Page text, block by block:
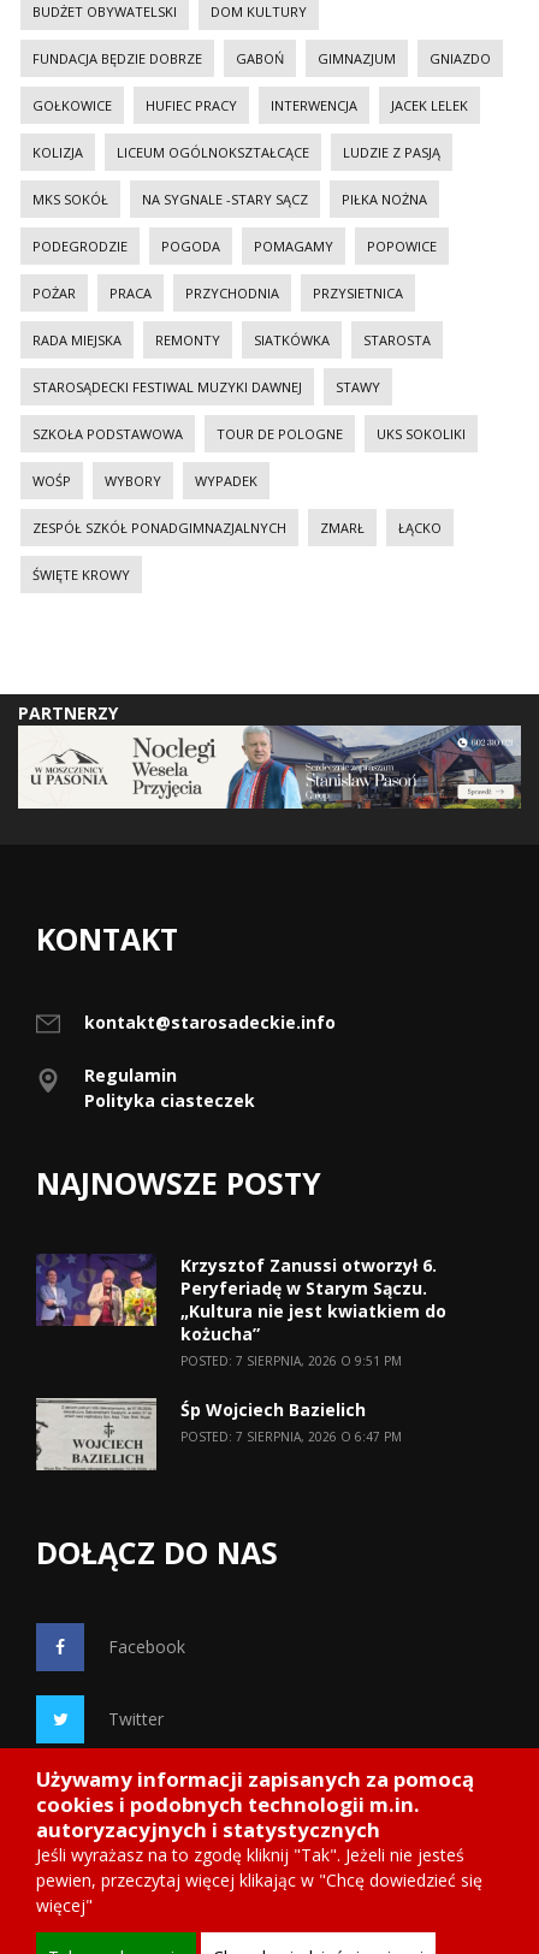
BUDŻET OBYWATELSKI DOM KULTURY
FUNDACJA BĘDZIE DOBRZE GABOŃ GIMNAZJUM GNIAZDO
GOŁKOWICE HUFIEC PRACY INTERWENCJA JACEK LELEK
KOLIZJA LICEUM OGÓLNOKSZTAŁCĄCE LUDZIE Z PASJĄ
MKS SOKÓŁ NA SYGNALE -STARY SĄCZ PIŁKA NOŻNA
PODEGRODZIE POGODA POMAGAMY POPOWICE
POŻAR PRACA PRZYCHODNIA PRZYSIETNICA
RADA MIEJSKA REMONTY SIATKÓWKA STAROSTA
STAROSĄDECKI FESTIWAL MUZYKI DAWNEJ STAWY
SZKOŁA PODSTAWOWA TOUR DE POLOGNE UKS SOKOLIKI
WOŚP WYBORY WYPADEK
ZESPÓŁ SZKÓŁ PONADGIMNAZJALNYCH ZMARŁ ŁĄCKO
ŚWIĘTE KROWY
PARTNERZY
KONTAKT
kontakt@starosadeckie.info
Regulamin
Polityka ciasteczek
NAJNOWSZE POSTY
Krzysztof Zanussi otworzył 6.
Peryferiadę w Starym Sączu.
„Kultura nie jest kwiatkiem do
kożucha”
POSTED: 7 SIERPNIA, 2026 O 9:51 PM
Śp Wojciech Bazielich
POSTED: 7 SIERPNIA, 2026 O 6:47 PM
DOŁĄCZ DO NAS
Facebook
Twitter
Google+
Copyright 2014Starosadeckie.info, wdrożenie ITnetDESIGN
Używamy informacji zapisanych za pomocą
cookies i podobnych technologii m.in.
autoryzacyjnych i statystycznych
Jeśli wyrażasz na to zgodę kliknij "Tak". Jeżeli nie jesteś
pewien, przeczytaj więcej klikając w "Chcę dowiedzieć się
więcej"